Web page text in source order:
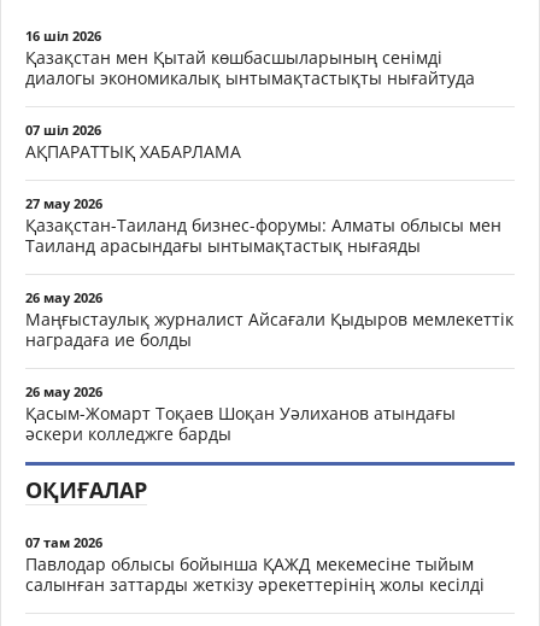
16 шіл 2026
Қазақстан мен Қытай көшбасшыларының сенімді
диалогы экономикалық ынтымақтастықты нығайтуда
07 шіл 2026
АҚПАРАТТЫҚ ХАБАРЛАМА
27 мау 2026
Қазақстан-Таиланд бизнес-форумы: Алматы облысы мен
Таиланд арасындағы ынтымақтастық нығаяды
26 мау 2026
Маңғыстаулық журналист Айсағали Қыдыров мемлекеттік
наградаға ие болды
26 мау 2026
Қасым-Жомарт Тоқаев Шоқан Уәлиханов атындағы
әскери колледжге барды
ОҚИҒАЛАР
07 там 2026
Павлодар облысы бойынша ҚАЖД мекемесіне тыйым
салынған заттарды жеткізу әрекеттерінің жолы кесілді